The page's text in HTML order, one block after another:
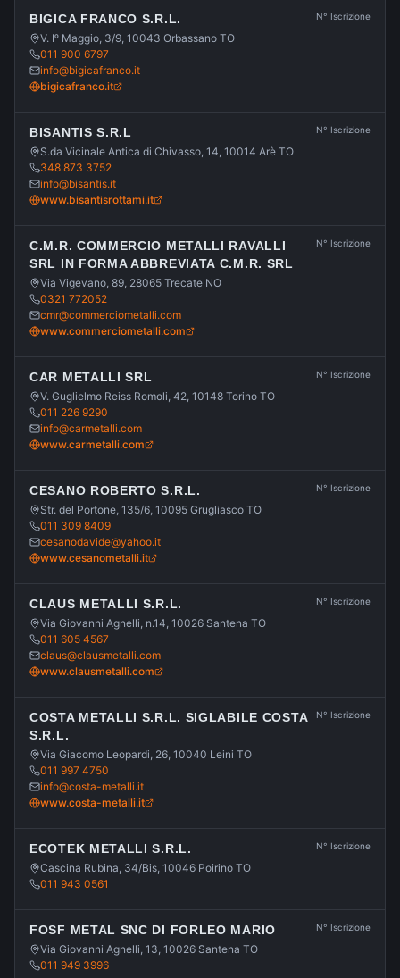
BIGICA FRANCO S.R.L.
V. Iᵒ Maggio, 3/9, 10043 Orbassano TO
011 900 6797
info@bigicafranco.it
bigicafranco.it
N° Iscrizione
BISANTIS S.R.L
S.da Vicinale Antica di Chivasso, 14, 10014 Arè TO
348 873 3752
info@bisantis.it
www.bisantisrottami.it
N° Iscrizione
C.M.R. COMMERCIO METALLI RAVALLI
SRL IN FORMA ABBREVIATA C.M.R. SRL
Via Vigevano, 89, 28065 Trecate NO
0321 772052
cmr@commerciometalli.com
www.commerciometalli.com
N° Iscrizione
CAR METALLI SRL
V. Guglielmo Reiss Romoli, 42, 10148 Torino TO
011 226 9290
info@carmetalli.com
www.carmetalli.com
N° Iscrizione
CESANO ROBERTO S.R.L.
Str. del Portone, 135/6, 10095 Grugliasco TO
011 309 8409
cesanodavide@yahoo.it
www.cesanometalli.it
N° Iscrizione
CLAUS METALLI S.R.L.
Via Giovanni Agnelli, n.14, 10026 Santena TO
011 605 4567
claus@clausmetalli.com
www.clausmetalli.com
N° Iscrizione
COSTA METALLI S.R.L. SIGLABILE COSTA
S.R.L.
Via Giacomo Leopardi, 26, 10040 Leini TO
011 997 4750
info@costa-metalli.it
www.costa-metalli.it
N° Iscrizione
ECOTEK METALLI S.R.L.
Cascina Rubina, 34/Bis, 10046 Poirino TO
011 943 0561
N° Iscrizione
FOSF METAL SNC DI FORLEO MARIO
Via Giovanni Agnelli, 13, 10026 Santena TO
011 949 3996
N° Iscrizione